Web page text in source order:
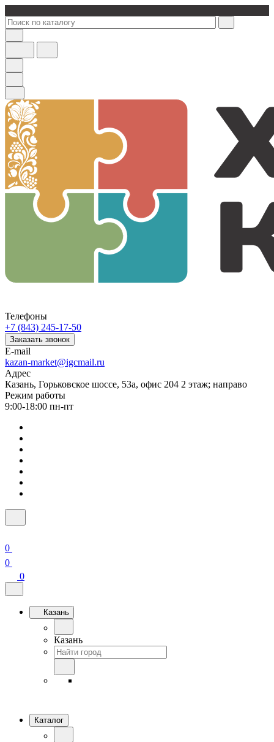
Телефоны
+7 (843) 245-17-50
Заказать звонок
E-mail
kazan-market@igcmail.ru
Адрес
Казань, ​Горьковское шоссе, 53а, офис 204 2 этаж; направо
Режим работы
9:00-18:00 пн-пт
0
0
0
Казань
Казань
Каталог